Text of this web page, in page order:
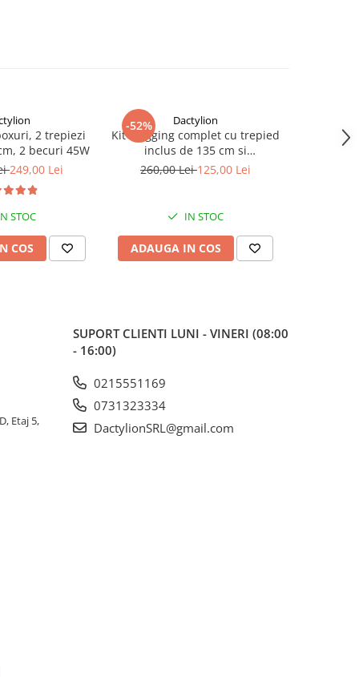
2 trepiezi
2 becuri 45W
249,00 Lei
STOC
COS
-52% Dactylion
Kit Vlogging complet cu trepied
inclus de 135 cm si
telecomanda bluetooth
260,00 Lei125,00 Lei
IN STOC
ADAUGA IN COS
Panza
Etaj 5,
SUPORT CLIENTI LUNI - VINERI (08:00
- 16:00)
0215551169
0731323334
DactylionSRL@gmail.com